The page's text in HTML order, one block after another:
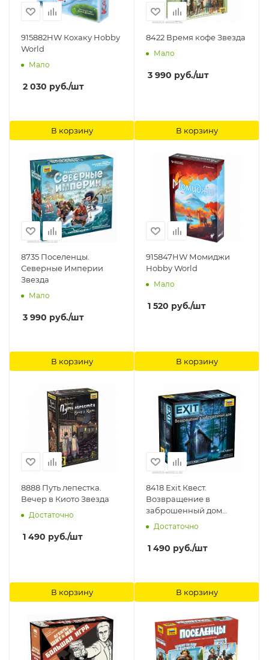
915882HW Кохаку Hobby
World
Мало
2 030 руб./шт
В корзину
8422 Время кофе Звезда
Мало
3 990 руб./шт
В корзину
8735 Поселенцы.
Северные Империи
Звезда
Мало
3 990 руб./шт
В корзину
915847HW Момиджи
Hobby World
Мало
1 520 руб./шт
В корзину
8888 Путь лепестка.
Вечер в Киото Звезда
Достаточно
1 490 руб./шт
В корзину
8418 Exit Квест.
Возвращение в
заброшенный дом
Звезда
Достаточно
1 490 руб./шт
В корзину